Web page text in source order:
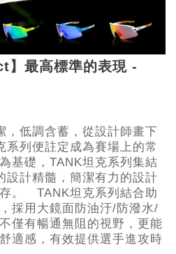
】最高標準的表現 -
，低調含蓄，從設計師畫下
系列便註定成為賽場上的常
基礎，TANK坦克系列集結
設計精髓，簡潔有力的設計
。 TANK坦克系列結合助
採用大鏡面防油汙/防潑水/
僅有暢通無阻的視野，更能
適感，有效提供選手進攻時